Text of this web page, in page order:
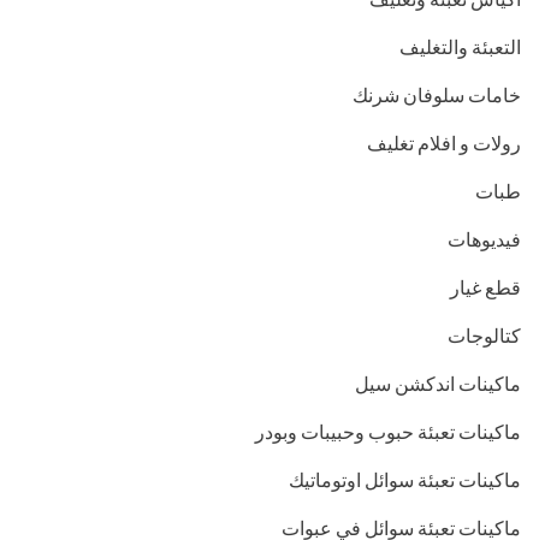
التعبئة والتغليف
خامات سلوفان شرنك
رولات و افلام تغليف
طبات
فيديوهات
قطع غيار
كتالوجات
ماكينات اندكشن سيل
ماكينات تعبئة حبوب وحبيبات وبودر
ماكينات تعبئة سوائل اوتوماتيك
ماكينات تعبئة سوائل في عبوات